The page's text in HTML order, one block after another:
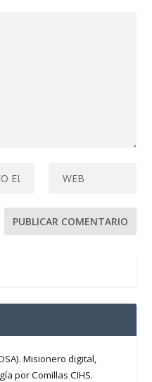
Misionero digital,
por Comillas CIHS.